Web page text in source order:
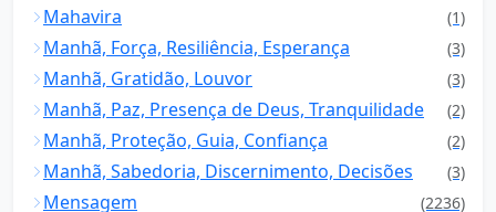
Mahavira (1)
Manhã, Força, Resiliência, Esperança (3)
Manhã, Gratidão, Louvor (3)
Manhã, Paz, Presença de Deus, Tranquilidade (2)
Manhã, Proteção, Guia, Confiança (2)
Manhã, Sabedoria, Discernimento, Decisões (3)
Mensagem (2236)